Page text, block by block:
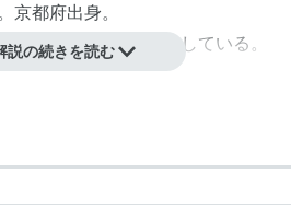
京都府出身。
し、ツッコミを担当している。
説の続きを読む